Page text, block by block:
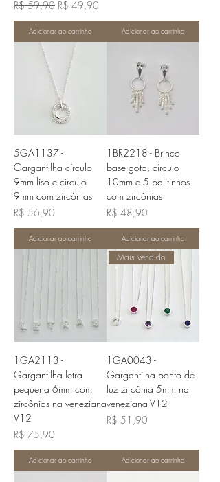
Preço normal
R$ 59,90 Preço promocional
R$ 49,90
Adicionar ao carrinho Adicionar ao carrinho
5GA1137 -
Gargantilha círculo
9mm liso e círculo
9mm com zircônias
Preço
R$ 56,90
Adicionar ao carrinho
1BR2218 - Brinco
base gota, círculo
10mm e 5 palitinhos
com zircônias
Preço
R$ 48,90
Adicionar ao carrinho
1GA2113 -
Gargantilha letra
pequena 6mm com
zircônias na veneziana
V12
Preço
R$ 75,90
Adicionar ao carrinho
Mais vendido
1GA0043 -
Gargantilha ponto de
luz zircônia 5mm na
veneziana V12
Preço
R$ 51,90
Adicionar ao carrinho